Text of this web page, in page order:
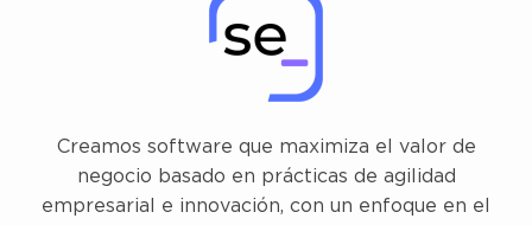
Creamos software que maximiza el valor de
negocio basado en prácticas de agilidad
empresarial e innovación, con un enfoque en el